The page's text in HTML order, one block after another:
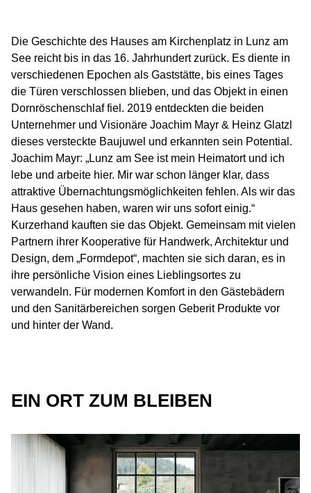
Die Geschichte des Hauses am Kirchenplatz in Lunz am
See reicht bis in das 16. Jahrhundert zurück. Es diente in
verschiedenen Epochen als Gaststätte, bis eines Tages
die Türen verschlossen blieben, und das Objekt in einen
Dornröschenschlaf fiel. 2019 entdeckten die beiden
Unternehmer und Visionäre Joachim Mayr & Heinz Glatzl
dieses versteckte Baujuwel und erkannten sein Potential.
Joachim Mayr: „Lunz am See ist mein Heimatort und ich
lebe und arbeite hier. Mir war schon länger klar, dass
attraktive Übernachtungsmöglichkeiten fehlen. Als wir das
Haus gesehen haben, waren wir uns sofort einig.“
Kurzerhand kauften sie das Objekt. Gemeinsam mit vielen
Partnern ihrer Kooperative für Handwerk, Architektur und
Design, dem „Formdepot“, machten sie sich daran, es in
ihre persönliche Vision eines Lieblingsortes zu
verwandeln. Für modernen Komfort in den Gästebädern
und den Sanitärbereichen sorgen Geberit Produkte vor
und hinter der Wand.
EIN ORT ZUM BLEIBEN